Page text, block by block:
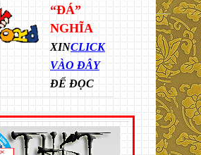
“ĐÁ”
NGHĨA
XINCLICK
VÀO ĐÂY
ĐỂ ĐỌC